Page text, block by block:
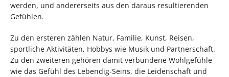
werden, und andererseits aus den daraus resultierenden
Gefühlen.
Zu den ersteren zählen Natur, Familie, Kunst, Reisen,
sportliche Aktivitäten, Hobbys wie Musik und Partnerschaft.
Zu den zweiteren gehören damit verbundene Wohlgefühle
wie das Gefühl des Lebendig-Seins, die Leidenschaft und